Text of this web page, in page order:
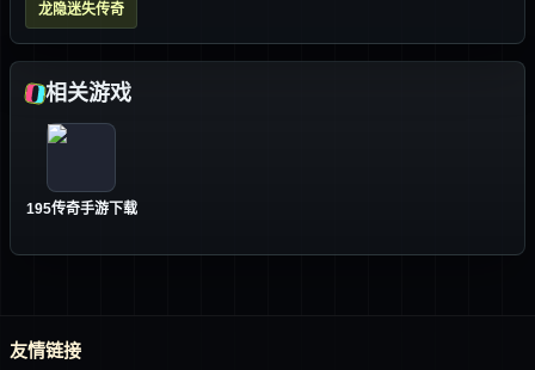
龙隐迷失传奇
相关游戏
195传奇手游下载
友情链接